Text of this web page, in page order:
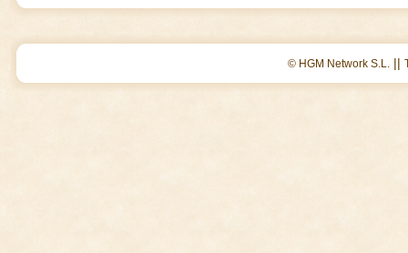
© HGM Network S.L. ||